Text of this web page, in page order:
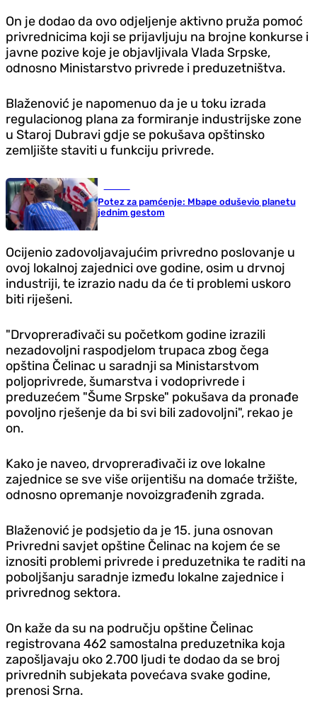
On je dodao da ovo odjeljenje aktivno pruža pomoć
privrednicima koji se prijavljuju na brojne konkurse i
javne pozive koje je objavljivala Vlada Srpske,
odnosno Ministarstvo privrede i preduzetništva.
Blaženović je napomenuo da je u toku izrada
regulacionog plana za formiranje industrijske zone
u Staroj Dubravi gdje se pokušava opštinsko
zemljište staviti u funkciju privrede.
Potez za pamćenje: Mbape oduševio planetu
jednim gestom
Ocijenio zadovoljavajućim privredno poslovanje u
ovoj lokalnoj zajednici ove godine, osim u drvnoj
industriji, te izrazio nadu da će ti problemi uskoro
biti riješeni.
"Drvoprerađivači su početkom godine izrazili
nezadovoljni raspodjelom trupaca zbog čega
opština Čelinac u saradnji sa Ministarstvom
poljoprivrede, šumarstva i vodoprivrede i
preduzećem "Šume Srpske" pokušava da pronađe
povoljno rješenje da bi svi bili zadovoljni", rekao je
on.
Kako je naveo, drvoprerađivači iz ove lokalne
zajednice se sve više orijentišu na domaće tržište,
odnosno opremanje novoizgrađenih zgrada.
Blaženović je podsjetio da je 15. juna osnovan
Privredni savjet opštine Čelinac na kojem će se
iznositi problemi privrede i preduzetnika te raditi na
poboljšanju saradnje između lokalne zajednice i
privrednog sektora.
On kaže da su na području opštine Čelinac
registrovana 462 samostalna preduzetnika koja
zapošljavaju oko 2.700 ljudi te dodao da se broj
privrednih subjekata povećava svake godine,
prenosi Srna.